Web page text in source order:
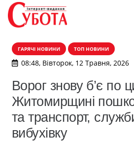
ГАРЯЧІ НОВИНИ ТОП НОВИНИ
08:48, Вівторок, 12 Травня, 2026
Ворог знову б’є по
Житомирщині
та транспорт,
вибухівку